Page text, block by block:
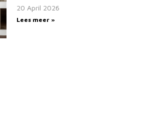
20 April 2026
Lees meer »